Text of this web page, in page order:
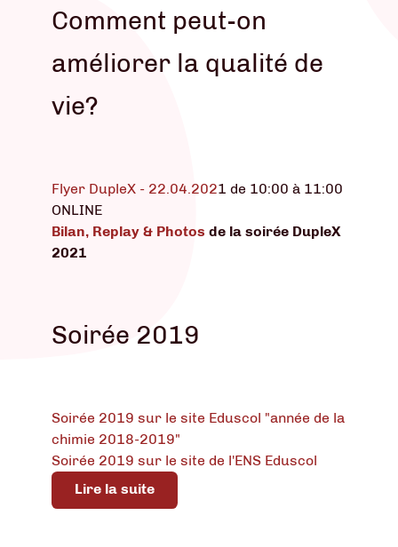
Comment peut-on
améliorer la qualité de
vie?
Flyer DupleX - 22.04.2021 de 10:00 à 11:00
ONLINE
Bilan, Replay & Photos de la soirée DupleX
2021
Soirée 2019
Soirée 2019 sur le site Eduscol "année de la
chimie 2018-2019"
Soirée 2019 sur le site de l'ENS Eduscol
Lire la suite